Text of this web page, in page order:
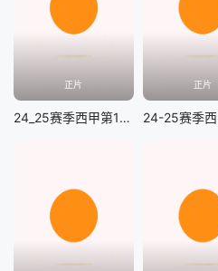
正片
24_25赛季西甲第14轮 塞维利亚vs巴列卡诺
正片